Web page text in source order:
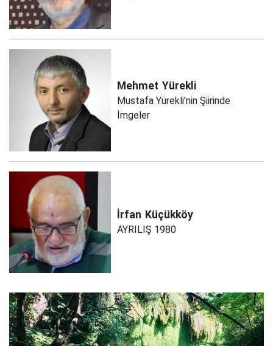
Mehmet Yürekli
Mustafa Yürekli'nin Şiirinde
İmgeler
İrfan Küçükköy
AYRILIŞ 1980